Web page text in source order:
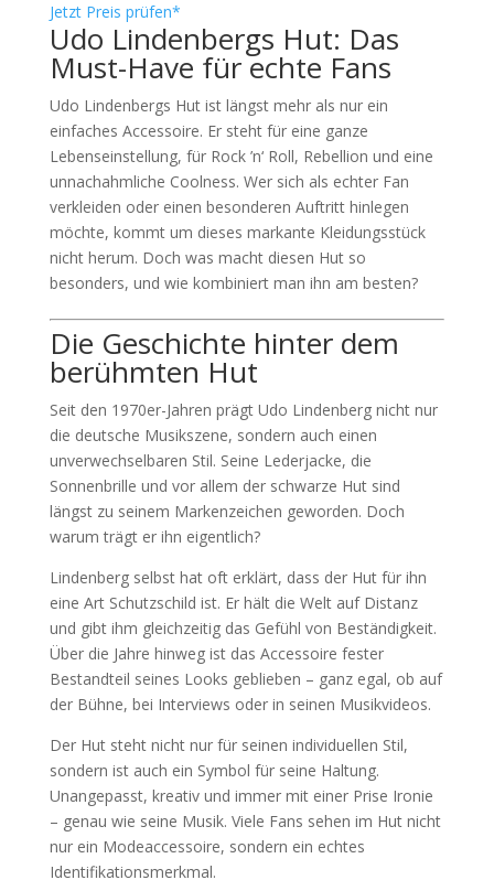
Jetzt Preis prüfen*
Udo Lindenbergs Hut: Das
Must-Have für echte Fans
Udo Lindenbergs Hut ist längst mehr als nur ein
einfaches Accessoire. Er steht für eine ganze
Lebenseinstellung, für Rock ’n‘ Roll, Rebellion und eine
unnachahmliche Coolness. Wer sich als echter Fan
verkleiden oder einen besonderen Auftritt hinlegen
möchte, kommt um dieses markante Kleidungsstück
nicht herum. Doch was macht diesen Hut so
besonders, und wie kombiniert man ihn am besten?
Die Geschichte hinter dem
berühmten Hut
Seit den 1970er-Jahren prägt Udo Lindenberg nicht nur
die deutsche Musikszene, sondern auch einen
unverwechselbaren Stil. Seine Lederjacke, die
Sonnenbrille und vor allem der schwarze Hut sind
längst zu seinem Markenzeichen geworden. Doch
warum trägt er ihn eigentlich?
Lindenberg selbst hat oft erklärt, dass der Hut für ihn
eine Art Schutzschild ist. Er hält die Welt auf Distanz
und gibt ihm gleichzeitig das Gefühl von Beständigkeit.
Über die Jahre hinweg ist das Accessoire fester
Bestandteil seines Looks geblieben – ganz egal, ob auf
der Bühne, bei Interviews oder in seinen Musikvideos.
Der Hut steht nicht nur für seinen individuellen Stil,
sondern ist auch ein Symbol für seine Haltung.
Unangepasst, kreativ und immer mit einer Prise Ironie
– genau wie seine Musik. Viele Fans sehen im Hut nicht
nur ein Modeaccessoire, sondern ein echtes
Identifikationsmerkmal.